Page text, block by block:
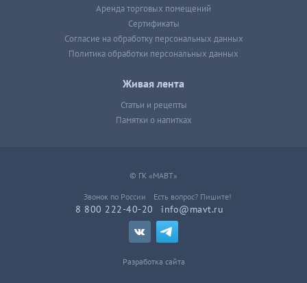
Аренда торговых помещений
Сертификаты
Согласие на обработку персональных данных
Политика обработки персональных данных
Живая лента
Статьи и рецепты
Памятки о напитках
© ГК «МАВТ»
Звонок по России
8 800 222-40-20
Есть вопрос? Пишите!
info@mavt.ru
Разработка сайта